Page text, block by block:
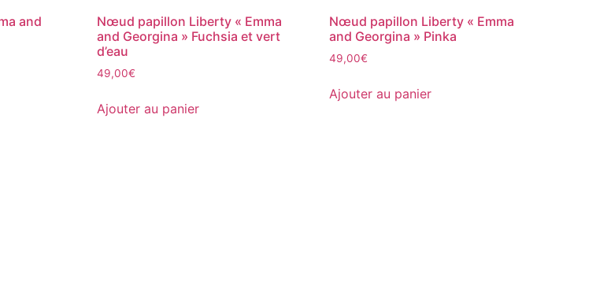
and
Nœud papillon Liberty « Emma
and Georgina » Fuchsia et vert
d’eau
49,00€
Ajouter au panier
Nœud papillon Liberty « Emma
and Georgina » Pinka
49,00€
Ajouter au panier